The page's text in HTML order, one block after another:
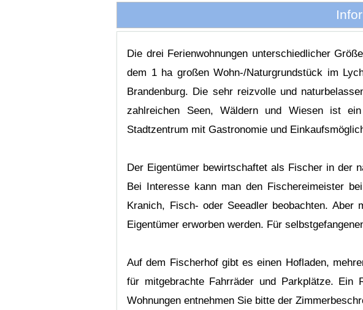
Die drei Ferienwohnungen unterschiedlicher
dem 1 ha großen Wohn-/Naturgrundstück im
Brandenburg. Die sehr reizvolle und
zahlreichen Seen, Wäldern und Wiesen ist
Stadtzentrum mit Gastronomie und
Der Eigentümer bewirtschaftet als Fischer in der
Bei Interesse kann man den Fischereimeister
Kranich, Fisch- oder Seeadler beobachten.
Eigentümer erworben werden. Für
Auf dem Fischerhof gibt es einen Hofladen,
für mitgebrachte Fahrräder und Parkplätze. Ein
Wohnungen entnehmen Sie bitte der